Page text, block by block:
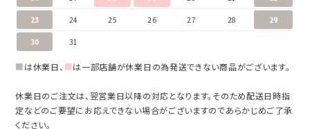
23 24 25 26 27 28 29
30 31
■は休業日、 ■は一部店舗が休業日の為発送できない商品がございます。
休業日のご注文は、翌営業日以降の対応となります。そのため配送日時指
定などのご要望にお応えできない場合がございますのであらかじめご了承
ください。